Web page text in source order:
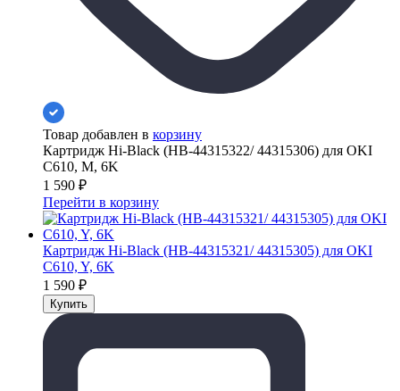
Товар добавлен в корзину
Картридж Hi-Black (HB-44315322/ 44315306) для OKI
C610, M, 6K
1 590 ₽
Перейти в корзину
Картридж Hi-Black (HB-44315321/ 44315305) для OKI
C610, Y, 6K
1 590 ₽